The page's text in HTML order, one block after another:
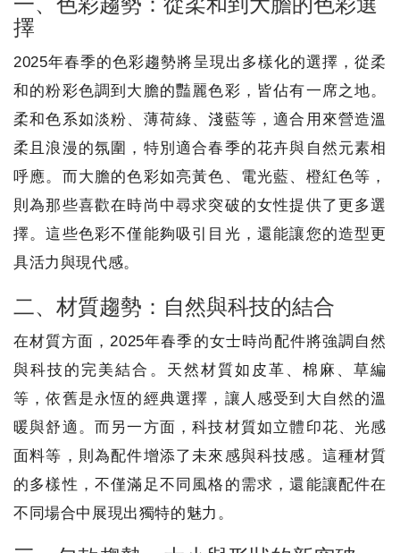
擇
2025年春季的色彩趨勢將呈現出多樣化的選擇，從柔
和的粉彩色調到大膽的豔麗色彩，皆佔有一席之地。
柔和色系如淡粉、薄荷綠、淺藍等，適合用來營造溫
柔且浪漫的氛圍，特別適合春季的花卉與自然元素相
呼應。而大膽的色彩如亮黃色、電光藍、橙紅色等，
則為那些喜歡在時尚中尋求突破的女性提供了更多選
擇。這些色彩不僅能夠吸引目光，還能讓您的造型更
具活力與現代感。
二、材質趨勢：自然與科技的結合
在材質方面，2025年春季的女士時尚配件將強調自然
與科技的完美結合。天然材質如皮革、棉麻、草編
等，依舊是永恆的經典選擇，讓人感受到大自然的溫
暖與舒適。而另一方面，科技材質如立體印花、光感
面料等，則為配件增添了未來感與科技感。這種材質
的多樣性，不僅滿足不同風格的需求，還能讓配件在
不同場合中展現出獨特的魅力。